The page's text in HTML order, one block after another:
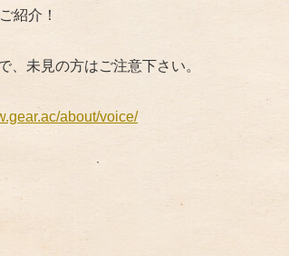
紹介！
、未見の方はご注意下さい。
about/voice/